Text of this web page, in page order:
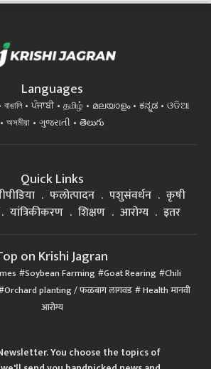
Languages
বাঙালি ਪੰਜਾਬੀ தமிழ் മലയാളം ಕನ್ನಡ
ଓଡିଆ
অসমীয়া
ગુજરાતી తెలుగు
Quick Links
फलोत्पादन पशुसंवर्धन
कृषी
यांत्रिकीकरण शिक्षण आरोग्य इतर
on Krishi Jagran
Soybean Farming Goat Rearing Chili
Orchard planting / फळबाग लागवड Health मानवी
आरोग्य
You choose the topics of